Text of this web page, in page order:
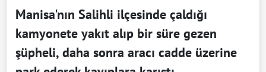
Manisa'nın Salihli ilçesinde çaldığı
kamyonete yakıt alıp bir süre gezen
şüpheli, daha sonra aracı cadde üzerine